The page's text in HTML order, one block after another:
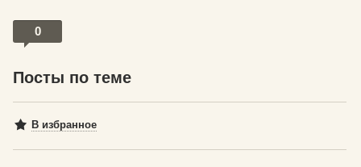
0
Посты по теме
В избранное